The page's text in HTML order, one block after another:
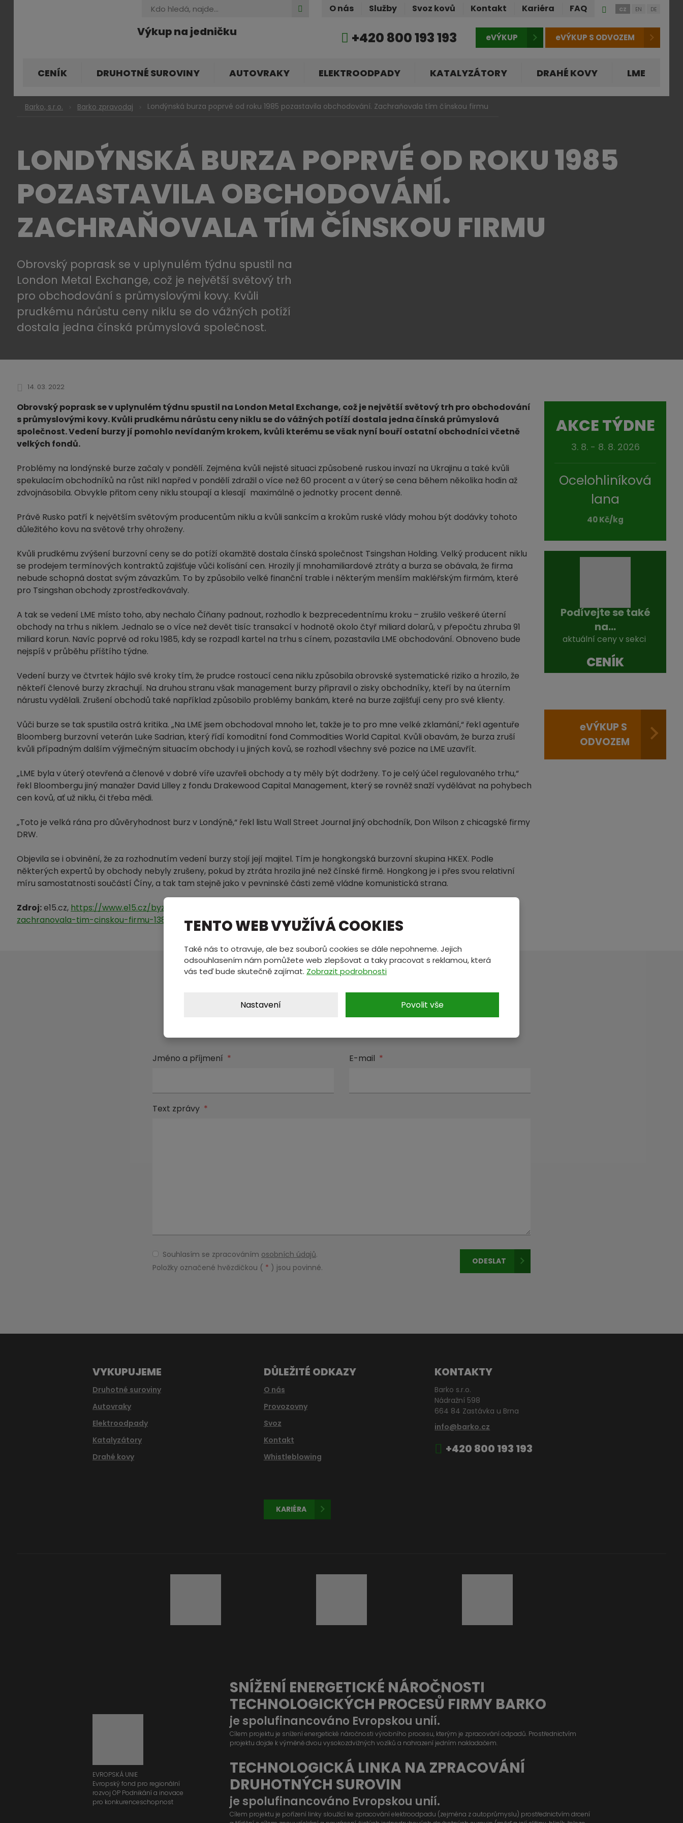
Výkup na jedničku +420 800 193 193
Vyhledávání Hledat O nás Služby Svoz kovů Kontakt Kariéra FAQ
eVÝKUP eVÝKUP S ODVOZEM
Přihlášení
klienstké
CZ EN DE
CENÍK DRUHOTNÉ SUROVINY AUTOVRAKY ELEKTROODPADY KATALYZÁTORY DRAHÉ KOVY LME
Barko, s.r.o. Barko zpravodaj Londýnská burza poprvé od roku 1985 pozastavila obchodování. Zachraňovala tím čínskou firmu
LONDÝNSKÁ BURZA POPRVÉ OD ROKU 1985
POZASTAVILA OBCHODOVÁNÍ.
ZACHRAŇOVALA TÍM ČÍNSKOU FIRMU
Obrovský poprask se v uplynulém týdnu spustil na
London Metal Exchange, což je největší světový trh
pro obchodování s průmyslovými kovy. Kvůli
prudkému nárůstu ceny niklu se do vážných potíží
dostala jedna čínská průmyslová společnost.
14. 03. 2022
Obrovský poprask se v uplynulém týdnu spustil na London Metal Exchange, což je největší světový trh pro obchodování
s průmyslovými kovy. Kvůli prudkému nárůstu ceny niklu se do vážných potíží dostala jedna čínská průmyslová
společnost. Vedení burzy jí pomohlo nevídaným krokem, kvůli kterému se však nyní bouří ostatní obchodníci včetně
velkých fondů.
Problémy na londýnské burze začaly v pondělí. Zejména kvůli nejisté situaci způsobené ruskou invazí na Ukrajinu a také kvůli
spekulacím obchodníků na růst nikl napřed v pondělí zdražil o více než 60 procent a v úterý se cena během několika hodin až
zdvojnásobila. Obvykle přitom ceny niklu stoupají a klesají maximálně o jednotky procent denně.
Právě Rusko patří k největším světovým producentům niklu a kvůli sankcím a krokům ruské vlády mohou být dodávky tohoto
důležitého kovu na světové trhy ohroženy.
Kvůli prudkému zvýšení burzovní ceny se do potíží okamžitě dostala čínská společnost Tsingshan Holding. Velký producent niklu
se prodejem termínových kontraktů zajišťuje vůči kolísání cen. Hrozily jí mnohamiliardové ztráty a burza se obávala, že firma
nebude schopná dostat svým závazkům. To by způsobilo velké finanční trable i některým menším makléřským firmám, které
pro Tsingshan obchody zprostředkovávaly.
A tak se vedení LME místo toho, aby nechalo Číňany padnout, rozhodlo k bezprecedentnímu kroku – zrušilo veškeré úterní
obchody na trhu s niklem. Jednalo se o více než devět tisíc transakcí v hodnotě okolo čtyř miliard dolarů, v přepočtu zhruba 91
miliard korun. Navíc poprvé od roku 1985, kdy se rozpadl kartel na trhu s cínem, pozastavila LME obchodování. Obnoveno bude
nejspíš v průběhu příštího týdne.
Vedení burzy ve čtvrtek hájilo své kroky tím, že prudce rostoucí cena niklu způsobila obrovské systematické riziko a hrozilo, že
někteří členové burzy zkrachují. Na druhou stranu však management burzy připravil o zisky obchodníky, kteří by na úterním
nárustu vydělali. Zrušení obchodů také například způsobilo problémy bankám, které na burze zajišťují ceny pro své klienty.
Vůči burze se tak spustila ostrá kritika. „Na LME jsem obchodoval mnoho let, takže je to pro mne velké zklamání,“ řekl agentuře
Bloomberg burzovní veterán Luke Sadrian, který řídí komoditní fond Commodities World Capital. Kvůli obavám, že burza zruší
kvůli případným dalším výjimečným situacím obchody i u jiných kovů, se rozhodl všechny své pozice na LME uzavřít.
„LME byla v úterý otevřená a členové v dobré víře uzavřeli obchody a ty měly být dodrženy. To je celý účel regulovaného trhu,“
řekl Bloombergu jiný manažer David Lilley z fondu Drakewood Capital Management, který se rovněž snaží vydělávat na pohybech
cen kovů, ať už niklu, či třeba mědi.
„Toto je velká rána pro důvěryhodnost burz v Londýně,“ řekl listu Wall Street Journal jiný obchodník, Don Wilson z chicagské firmy
DRW.
Objevila se i obvinění, že za rozhodnutím vedení burzy stojí její majitel. Tím je hongkongská burzovní skupina HKEX. Podle
některých expertů by obchody nebyly zrušeny, pokud by ztráta hrozila jiné než čínské firmě. Hongkong je i přes svou relativní
míru samostatnosti součástí Číny, a tak tam stejně jako v pevninské části země vládne komunistická strana.
Zdroj:e15.cz, https://www.e15.cz/byznys/burzy-a-trhy/londynska-burza-poprve-od-roku-1985-pozastavila-obchodovani-
zachranovala-tim-cinskou-firmu-1388375
AKCE TÝDNE
3. 8. - 8. 8. 2026
Ocelohliníková
lana
40 Kč/kg
Podívejte se také
na...
aktuální ceny v sekci
CENÍK
eVÝKUP S
ODVOZEM
MÁTE NĚCO NA SRDCI?
Pošlete nám zprávu a my se vám ozveme.
Jméno a příjmení * E-mail *
Text zprávy *
Souhlasím
se
zpracováním
Souhlasím se zpracováním osobních údajů.
Položky označené hvězdičkou ( * ) jsou povinné.
ODESLAT
VYKUPUJEME
Druhotné suroviny
Autovraky
Elektroodpady
Katalyzátory
Drahé kovy
DŮLEŽITÉ ODKAZY
O nás
Provozovny
Svoz
Kontakt
Whistleblowing
KARIÉRA
KONTAKTY
Barko s.r.o.
Nádražní 598
664 84 Zastávka u Brna
info@barko.cz
+420 800 193 193
EVROPSKÁ UNIE
Evropský fond pro regionální
rozvoj OP Podnikání a inovace
pro konkurenceschopnost
SNÍŽENÍ ENERGETICKÉ NÁROČNOSTI
TECHNOLOGICKÝCH PROCESŮ FIRMY BARKO
je spolufinancováno Evropskou unií.
Cílem projektu je snížení energetické náročnosti výrobního procesu, kterým je zpracování odpadů. Prostřednictvím
projektu dojde k výměně dvou vysokozdvižných vozíků a nahrazení jedním nakladačem.
TECHNOLOGICKÁ LINKA NA ZPRACOVÁNÍ
DRUHOTNÝCH SUROVIN
je spolufinancováno Evropskou unií.
Cílem projektu je pořízení linky sloužící ke zpracování elektroodpadu (zejména z autoprůmyslu) prostřednictvím drcení
TENTO WEB VYUŽÍVÁ COOKIES
Také nás to otravuje, ale bez souborů cookies se dále nepohneme. Jejich
odsouhlasením nám pomůžete web zlepšovat a taky pracovat s reklamou, která
vás teď bude skutečně zajímat. Zobrazit podrobnosti
Nastavení Povolit vše